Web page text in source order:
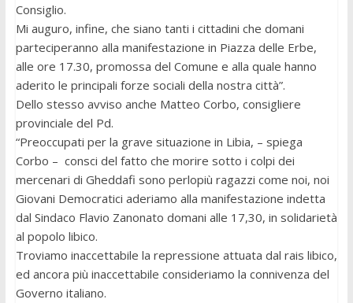
Consiglio.
Mi auguro, infine, che siano tanti i cittadini che domani
parteciperanno alla manifestazione in Piazza delle Erbe,
alle ore 17.30, promossa del Comune e alla quale hanno
aderito le principali forze sociali della nostra città”.
Dello stesso avviso anche Matteo Corbo, consigliere
provinciale del Pd.
“Preoccupati per la grave situazione in Libia, – spiega
Corbo – consci del fatto che morire sotto i colpi dei
mercenari di Gheddafi sono perlopiù ragazzi come noi, noi
Giovani Democratici aderiamo alla manifestazione indetta
dal Sindaco Flavio Zanonato domani alle 17,30, in solidarietà
al popolo libico.
Troviamo inaccettabile la repressione attuata dal rais libico,
ed ancora più inaccettabile consideriamo la connivenza del
Governo italiano.